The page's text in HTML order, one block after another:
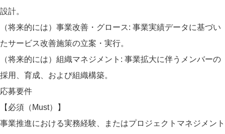
設計。
（将来的には）事業改善・グロース: 事業実績データに基づい
たサービス改善施策の立案・実行。
（将来的には）組織マネジメント: 事業拡大に伴うメンバーの
採用、育成、および組織構築。
応募要件
【必須（Must）】
事業推進における実務経験、またはプロジェクトマネジメント